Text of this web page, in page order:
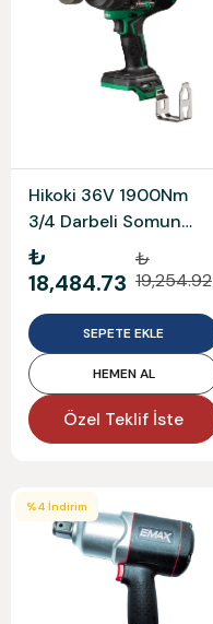
Hikoki 36V 1900Nm
3/4 Darbeli Somun
Sıkma Wr36Df-0
Aküsüz Solo Model
₺
18,484.73
₺
19,254.92
SEPETE EKLE
HEMEN AL
Özel Teklif İste
%4 İndirim